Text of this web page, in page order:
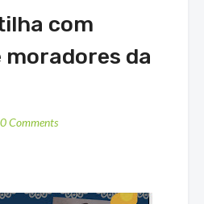
com
da
0 Comments